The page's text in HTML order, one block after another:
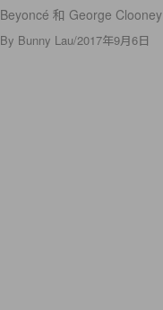
Beyoncé 和 George Clooney
By Bunny Lau/2017年9月6日